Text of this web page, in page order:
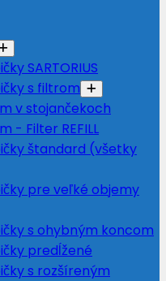
SARTORIUS
s filtrom
v stojančekoch
- Filter REFILL
štandard (všetky
pre veľké objemy
s ohybným koncom
predĺžené
s rozšíreným